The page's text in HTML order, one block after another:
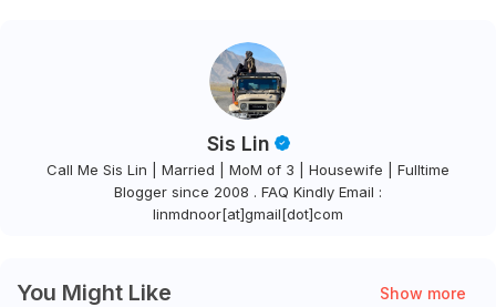
Sis Lin
Call Me Sis Lin | Married | MoM of 3 | Housewife | Fulltime
Blogger since 2008 . FAQ Kindly Email :
linmdnoor[at]gmail[dot]com
You Might Like Show more